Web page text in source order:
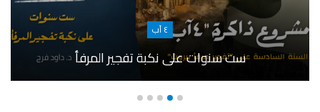
٤ آب
ست سنوات على نكبة تفجير المرفأ